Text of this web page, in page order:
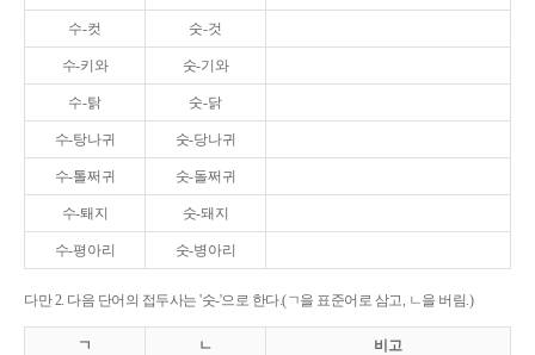
수-컷 숫-것
수-키와 숫-기와
수-탉 숫-닭
수-탕나귀 숫-당나귀
수-톨쩌귀 숫-돌쩌귀
수-퇘지 숫-돼지
수-평아리 숫-병아리
다만 2. 다음 단어의 접두사는 '숫-'으로 한다.(ㄱ을 표준어로 삼고, ㄴ을 버림.)
ㄱ ㄴ 비고